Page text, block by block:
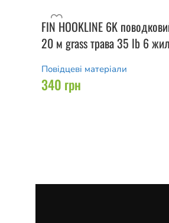
FIN HOOKLINE 6K
20 м grass трава 35 lb 6
Повідцеві матеріали
340 грн